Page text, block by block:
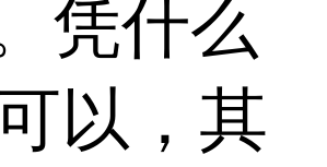
凭什么
以，其